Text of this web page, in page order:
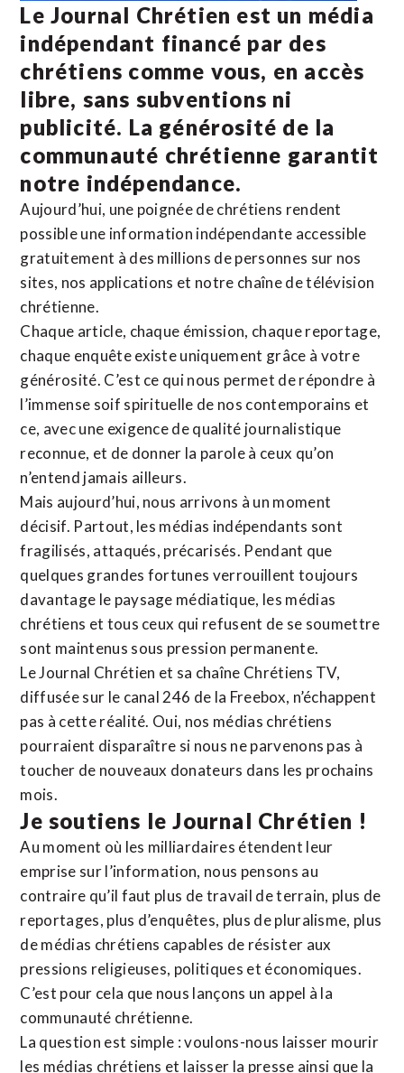
Le Journal Chrétien est un média
indépendant financé par des
chrétiens comme vous, en accès
libre, sans subventions ni
publicité. La générosité de la
communauté chrétienne garantit
notre indépendance.
Aujourd’hui, une poignée de chrétiens rendent
possible une information indépendante accessible
gratuitement à des millions de personnes sur nos
sites, nos applications et notre chaîne de télévision
chrétienne.
Chaque article, chaque émission, chaque reportage,
chaque enquête existe uniquement grâce à votre
générosité. C’est ce qui nous permet de répondre à
l’immense soif spirituelle de nos contemporains et
ce, avec une exigence de qualité journalistique
reconnue, et de donner la parole à ceux qu’on
n’entend jamais ailleurs.
Mais aujourd’hui, nous arrivons à un moment
décisif. Partout, les médias indépendants sont
fragilisés, attaqués, précarisés. Pendant que
quelques grandes fortunes verrouillent toujours
davantage le paysage médiatique, les médias
chrétiens et tous ceux qui refusent de se soumettre
sont maintenus sous pression permanente.
Le Journal Chrétien et sa chaîne Chrétiens TV,
diffusée sur le canal 246 de la Freebox, n’échappent
pas à cette réalité. Oui, nos médias chrétiens
pourraient disparaître si nous ne parvenons pas à
toucher de nouveaux donateurs dans les prochains
mois.
Je soutiens le Journal Chrétien !
Au moment où les milliardaires étendent leur
emprise sur l’information, nous pensons au
contraire qu’il faut plus de travail de terrain, plus de
reportages, plus d’enquêtes, plus de pluralisme, plus
de médias chrétiens capables de résister aux
pressions religieuses, politiques et économiques.
C’est pour cela que nous lançons un appel à la
communauté chrétienne.
La question est simple : voulons-nous laisser mourir
les médias chrétiens et laisser la presse ainsi que la